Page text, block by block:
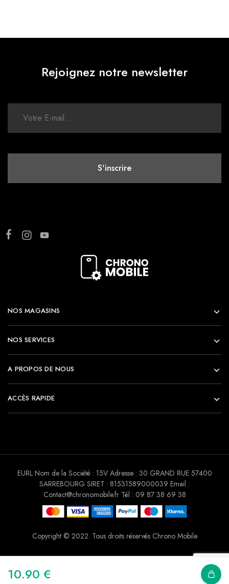
Rejoignez notre newsletter
NOS MAGASINS
NOS SERVICES
A PROPOS DE NOUS
ACCÈS RAPIDE
Copyright © 2022. Tous droits réservés Chrono Mobile
EURL Nom de la Société : 15V Adresse : 30 GRAND RUE 57400
SARREBOURG SIRET : 81531589000039 Email :
Contact@chronomobile.fr Tél : 09 87 38 69 38
10.90 €